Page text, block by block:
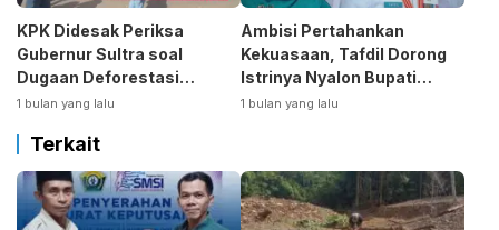
KPK Didesak Periksa
Gubernur Sultra soal
Dugaan Deforestasi
Kabaen
1 bulan yang lalu
Ambisi Pertahankan
Kekuasaan, Tafdil Dorong
Istrinya Nyalon Bupati
Bombana
1 bulan yang lalu
Terkait